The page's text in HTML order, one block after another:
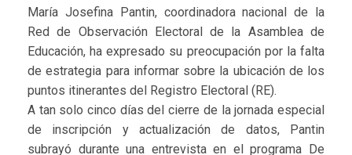
María Josefina Pantin, coordinadora nacional de la
Red de Observación Electoral de la Asamblea de
Educación, ha expresado su preocupación por la falta
de estrategia para informar sobre la ubicación de los
puntos itinerantes del Registro Electoral (RE).
A tan solo cinco días del cierre de la jornada especial
de inscripción y actualización de datos, Pantin
subrayó durante una entrevista en el programa De